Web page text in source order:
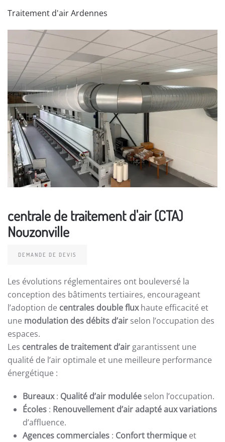
Traitement d'air Ardennes
centrale de traitement d'air (CTA)
Nouzonville
DEMANDE DE DEVIS
Les évolutions réglementaires ont bouleversé la
conception des bâtiments tertiaires, encourageant
l’adoption de centrales double fluxhaute efficacité et
une modulation des débits d’air selon l’occupation des
espaces.
Les centrales de traitement d’air garantissent une
qualité de l’air optimale et une meilleure performance
énergétique :
Bureaux: Qualité d’air modulée selon l’occupation.
Écoles : Renouvellement d’air adapté aux variations
d’affluence.
Agences commerciales : Confort thermique et